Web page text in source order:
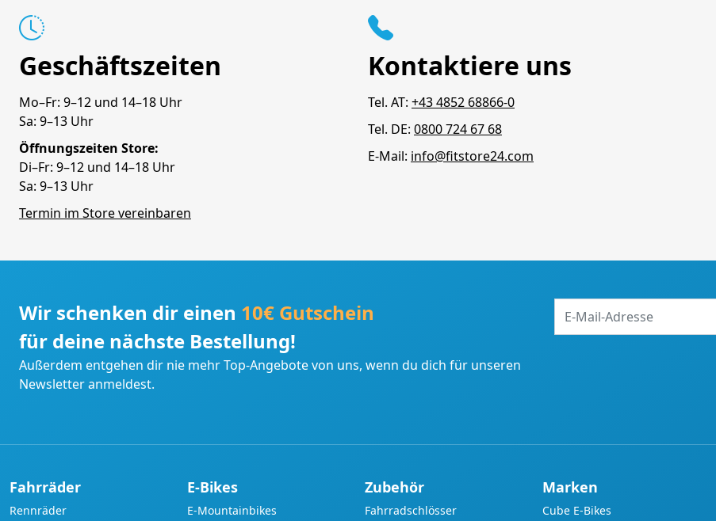
Geschäftszeiten
Mo–Fr: 9–12 und 14–18 Uhr
Sa: 9–13 Uhr
Öffnungszeiten Store:
Di–Fr: 9–12 und 14–18 Uhr
Sa: 9–13 Uhr
Termin im Store vereinbaren
Kontaktiere uns
Tel. AT: +43 4852 68866-0
Tel. DE: 0800 724 67 68
E-Mail: info@fitstore24.com
Wir schenken dir einen 10€ Gutschein
für deine nächste Bestellung!
Außerdem entgehen dir nie mehr Top-Angebote von uns, wenn du dich für unseren
Newsletter anmeldest.
Mail-
Fahrräder
Rennräder
E-Bikes
E-Mountainbikes
Zubehör
Fahrradschlösser
Marken
Cube E-Bikes